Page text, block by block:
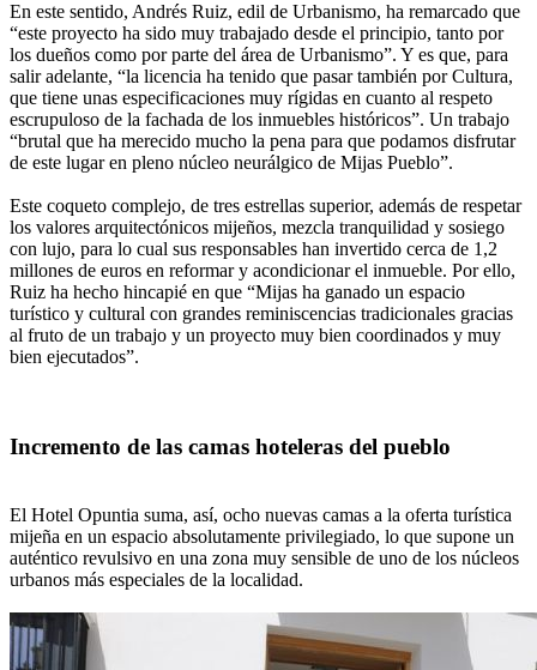
En este sentido, Andrés Ruiz, edil de Urbanismo, ha remarcado que
“este proyecto ha sido muy trabajado desde el principio, tanto por
los dueños como por parte del área de Urbanismo”. Y es que, para
salir adelante, “la licencia ha tenido que pasar también por Cultura,
que tiene unas especificaciones muy rígidas en cuanto al respeto
escrupuloso de la fachada de los inmuebles históricos”. Un trabajo
“brutal que ha merecido mucho la pena para que podamos disfrutar
de este lugar en pleno núcleo neurálgico de Mijas Pueblo”.
Este coqueto complejo, de tres estrellas superior, además de respetar
los valores arquitectónicos mijeños, mezcla tranquilidad y sosiego
con lujo, para lo cual sus responsables han invertido cerca de 1,2
millones de euros en reformar y acondicionar el inmueble. Por ello,
Ruiz ha hecho hincapié en que “Mijas ha ganado un espacio
turístico y cultural con grandes reminiscencias tradicionales gracias
al fruto de un trabajo y un proyecto muy bien coordinados y muy
bien ejecutados”.
Incremento de las camas hoteleras del pueblo
El Hotel Opuntia suma, así, ocho nuevas camas a la oferta turística
mijeña en un espacio absolutamente privilegiado, lo que supone un
auténtico revulsivo en una zona muy sensible de uno de los núcleos
urbanos más especiales de la localidad.